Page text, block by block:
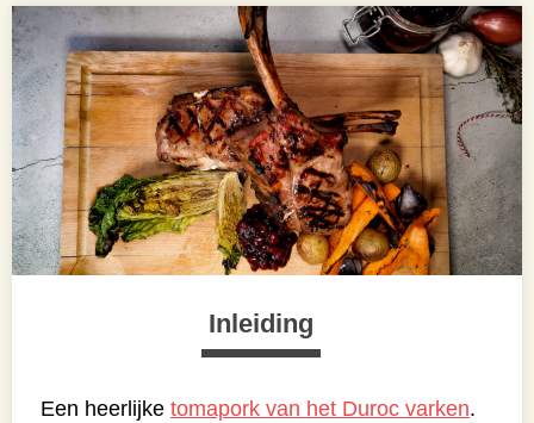
Inleiding
Een heerlijke tomapork van het Duroc varken.